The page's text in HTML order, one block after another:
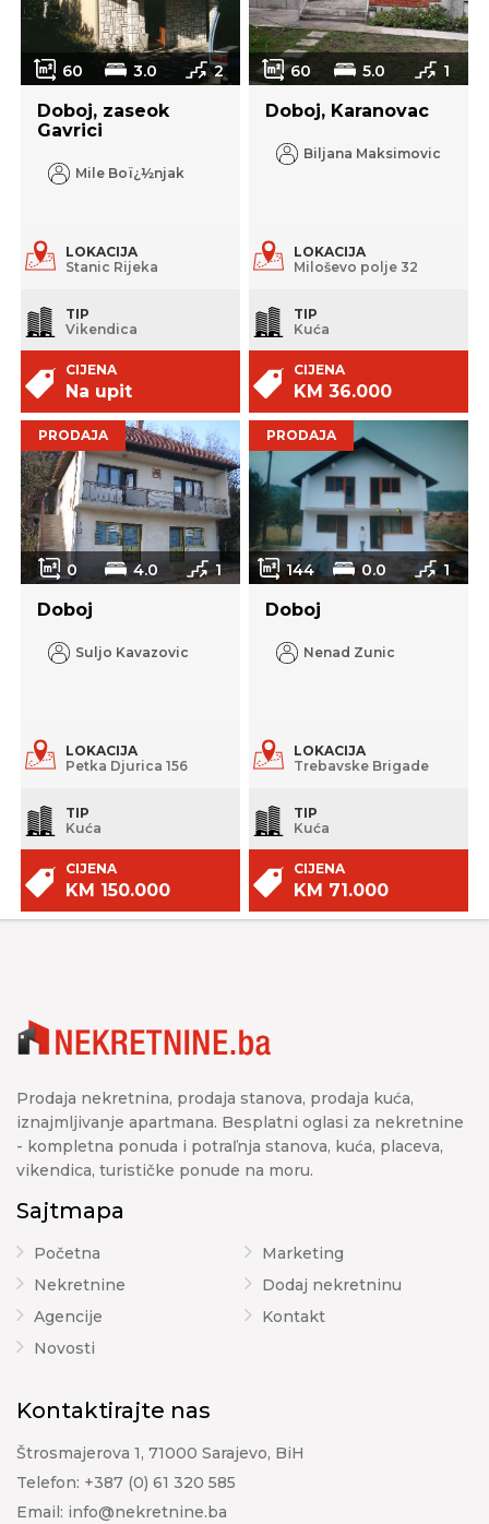
60 3.0 2
Doboj, zaseok
Gavrici
Mile Boï¿½njak
LOKACIJA
Stanic Rijeka
TIP
Vikendica
CIJENA
Na upit
60 5.0 1
Doboj, Karanovac
Biljana Maksimovic
LOKACIJA
Miloševo polje 32
TIP
Kuća
CIJENA
KM 36.000
PRODAJA
0 4.0 1
Doboj
Suljo Kavazovic
LOKACIJA
Petka Djurica 156
TIP
Kuća
CIJENA
KM 150.000
PRODAJA
144 0.0 1
Doboj
Nenad Zunic
LOKACIJA
Trebavske Brigade
TIP
Kuća
CIJENA
KM 71.000
Prodaja nekretnina, prodaja stanova, prodaja kuća,
iznajmljivanje apartmana. Besplatni oglasi za nekretnine
- kompletna ponuda i potraľnja stanova, kuća, placeva,
vikendica, turističke ponude na moru.
Sajtmapa
Početna
Nekretnine
Agencije
Novosti
Marketing
Dodaj nekretninu
Kontakt
Kontaktirajte nas
Štrosmajerova 1, 71000 Sarajevo, BiH
Telefon: +387 (0) 61 320 585
Email: info@nekretnine.ba